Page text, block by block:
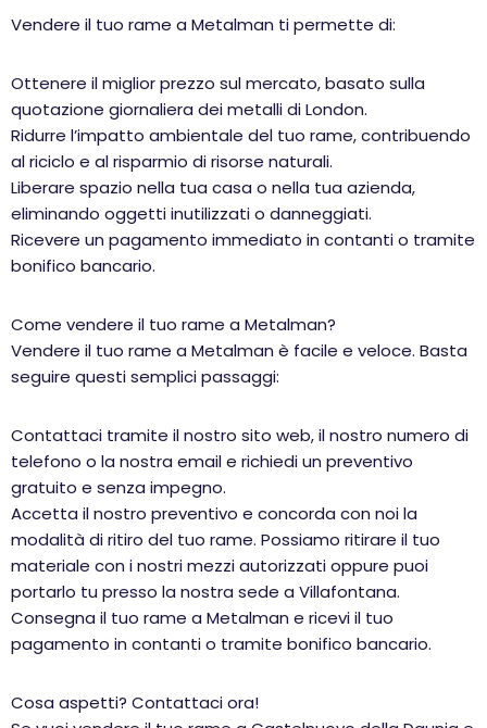
Vendere il tuo rame a Metalman ti permette di:
Ottenere il miglior prezzo sul mercato, basato sulla
quotazione giornaliera dei metalli di London.
Ridurre l’impatto ambientale del tuo rame, contribuendo
al riciclo e al risparmio di risorse naturali.
Liberare spazio nella tua casa o nella tua azienda,
eliminando oggetti inutilizzati o danneggiati.
Ricevere un pagamento immediato in contanti o tramite
bonifico bancario.
Come vendere il tuo rame a Metalman?
Vendere il tuo rame a Metalman è facile e veloce. Basta
seguire questi semplici passaggi:
Contattaci tramite il nostro sito web, il nostro numero di
telefono o la nostra email e richiedi un preventivo
gratuito e senza impegno.
Accetta il nostro preventivo e concorda con noi la
modalità di ritiro del tuo rame. Possiamo ritirare il tuo
materiale con i nostri mezzi autorizzati oppure puoi
portarlo tu presso la nostra sede a Villafontana.
Consegna il tuo rame a Metalman e ricevi il tuo
pagamento in contanti o tramite bonifico bancario.
Cosa aspetti? Contattaci ora!